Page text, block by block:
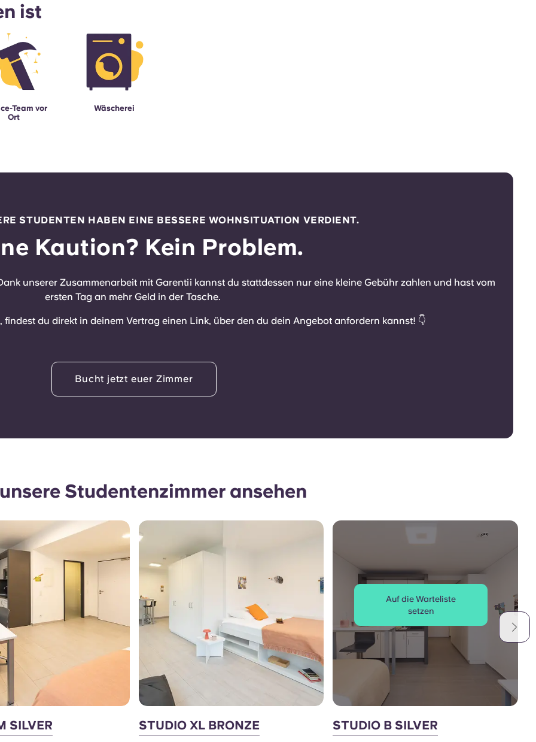
ist
Team vor
Ort
Wäscherei
STUDENTEN HABEN EINE BESSERE WOHNSITUATION VERDIENT.
Kaution? Kein Problem.
unserer Zusammenarbeit mit Garentii kannst du stattdessen nur eine kleine Gebühr zahlen und hast vom
ersten Tag an mehr Geld in der Tasche.
du direkt in deinem Vertrag einen Link, über den du dein Angebot anfordern kannst! 👇
Bucht jetzt euer Zimmer
Studentenzimmer ansehen
SILVER STUDIO XL BRONZE
Auf die Warteliste
setzen
STUDIO B SILVER